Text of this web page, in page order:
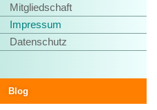
Mitgliedschaft
Impressum
Datenschutz
Blog